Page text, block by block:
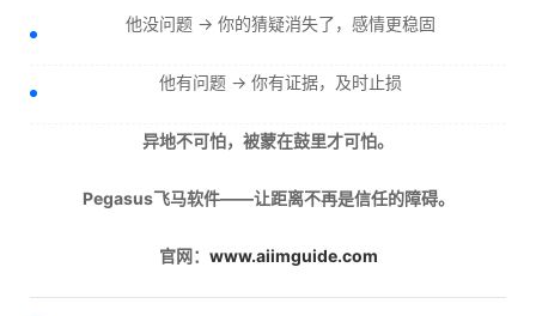
他没问题 → 你的猜疑消失了，感情更稳固
他有问题 → 你有证据，及时止损
异地不可怕，被蒙在鼓里才可怕。
Pegasus飞马软件——让距离不再是信任的障碍。
官网： www.aiimguide.com